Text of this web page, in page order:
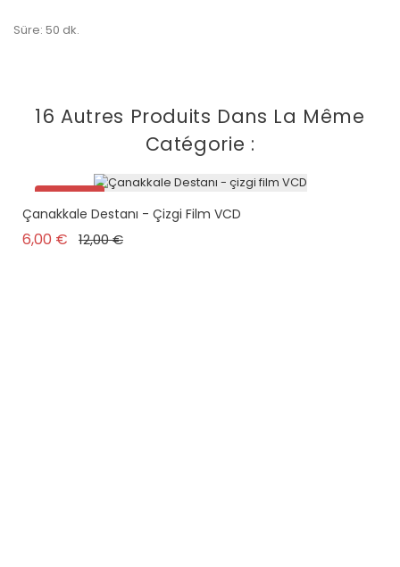
Süre: 50 dk.
16 Autres Produits Dans La Même
Catégorie :
Promo !
Çanakkale Destanı - Çizgi Film VCD
6,00 € Prix de base
12,00 €Prix